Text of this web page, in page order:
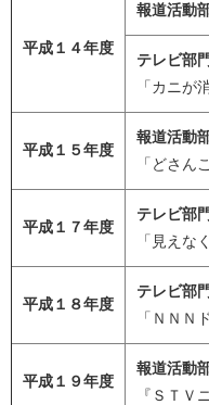
平成１４年度
報道活動
テレビ部
「カニが
平成１５年度
報道活動
「どさん
平成１７年度
テレビ部
「見えな
平成１８年度
テレビ部
「ＮＮ
平成１９年度
報道活動
『ＳＴＶ